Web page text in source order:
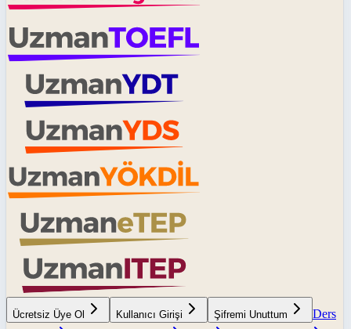
Ücretsiz Üye Ol Kullanıcı Girişi Şifremi Unuttum
Ders